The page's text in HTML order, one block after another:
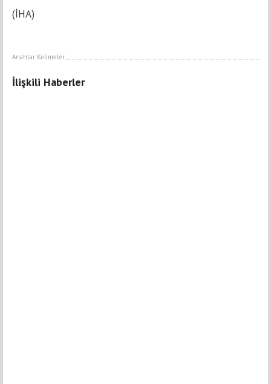
(İHA)
Anahtar Kelimeler
İlişkili Haberler